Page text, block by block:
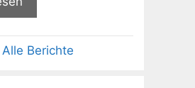
Alle Berichte